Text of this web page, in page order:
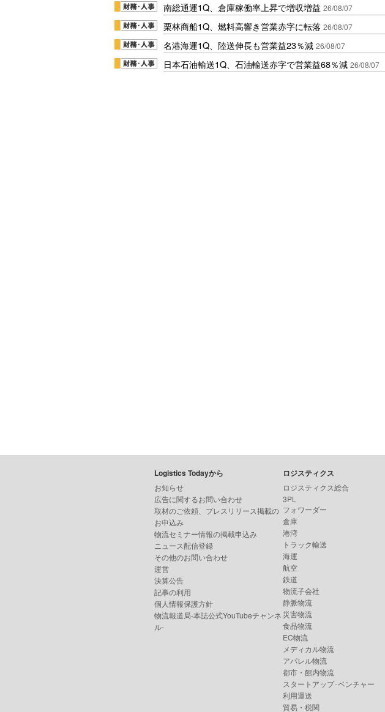
南総通運1Q、倉庫稼働率上昇で増収増益 26/08/07
栗林商船1Q、燃料高響き営業赤字に転落 26/08/07
名港海運1Q、陸送伸長も営業益23％減 26/08/07
日本石油輸送1Q、石油輸送赤字で営業益68％減 26/08/07
Logistics Todayから
お知らせ
広告に関するお問い合わせ
取材のご依頼、プレスリリース掲載の
お申込み
物流セミナー情報の掲載申込み
ニュース配信登録
その他のお問い合わせ
運営
決算公告
記事の利用
個人情報保護方針
物流報道局-本誌公式YouTubeチャンネ
ル-
ロジスティクス
ロジスティクス総合
3PL
フォワーダー
倉庫
港湾
トラック輸送
海運
航空
鉄道
物流子会社
静脈物流
災害物流
食品物流
EC物流
メディカル物流
アパレル物流
都市・館内物流
スタートアップ･ベンチャー
利用運送
貿易・税関